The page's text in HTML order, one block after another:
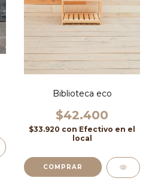
Biblioteca eco
$42.400
$33.920 con Efectivo en el
local
COMPRAR